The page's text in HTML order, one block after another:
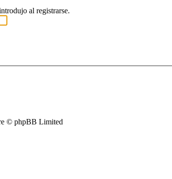
al registrarse.
© phpBB Limited